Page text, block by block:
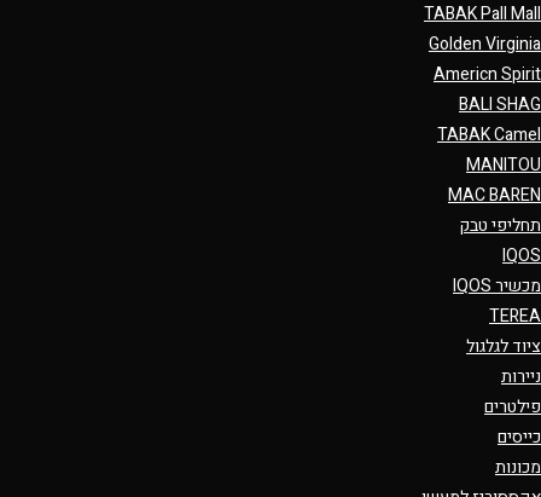
TABAK Pall Mall
Golden Virginia
Americn Spirit
BALI SHAG
TABAK Camel
MANITOU
MAC BAREN
תחליפי טבק
IQOS
מכשיר IQOS
TEREA
ציוד לגלגול
ניירות
פילטרים
כייסים
מכונות